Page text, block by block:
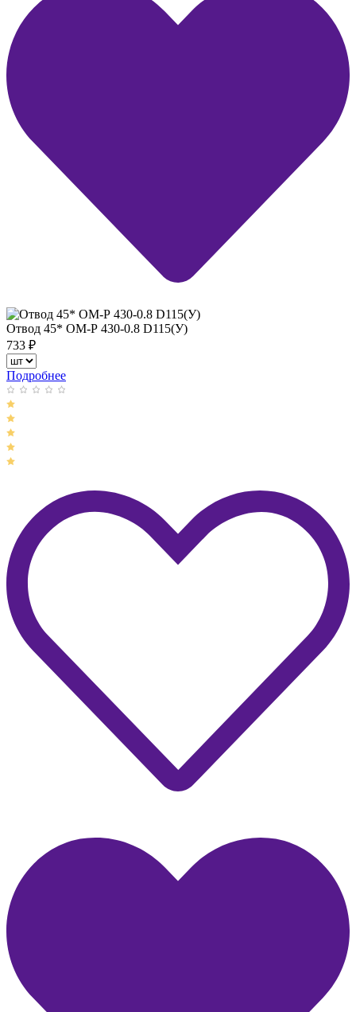
Отвод 45* ОМ-Р 430-0.8 D115(У)
733 ₽
Подробнее